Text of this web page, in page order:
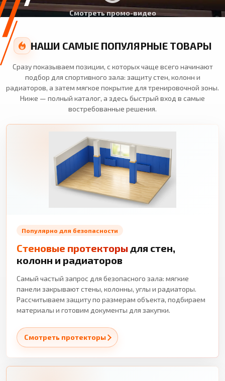
Смотреть промо-видео
НАШИ САМЫЕ ПОПУЛЯРНЫЕ ТОВАРЫ
Сразу показываем позиции, с которых чаще всего начинают
подбор для спортивного зала: защиту стен, колонн и
радиаторов, а затем мягкое покрытие для тренировочной зоны.
Ниже — полный каталог, а здесь быстрый вход в самые
востребованные решения.
Популярно для безопасности
Стеновые протекторыдля стен,
колонн и радиаторов
Самый частый запрос для безопасного зала: мягкие
панели закрывают стены, колонны, углы и радиаторы.
Рассчитываем защиту по размерам объекта, подбираем
материалы и готовим документы для закупки.
Смотреть протекторы